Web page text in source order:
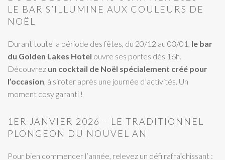
LE BAR S’ILLUMINE AUX COULEURS DE
NOËL
Durant toute la période des fêtes, du 20/12 au 03/01, le bar
du Golden Lakes Hotel ouvre ses portes dès 16h.
Découvrez un cocktail de Noël spécialement créé pour
l’occasion, à siroter après une journée d’activités. Un
moment cosy garanti !
1ER JANVIER 2026 – LE TRADITIONNEL
PLONGEON DU NOUVEL AN
Pour bien commencer l’année, relevez un défi rafraîchissant :